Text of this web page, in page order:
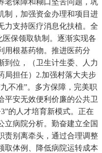
老保障和糊口坚苦问题，巩
制，加强资金办理和项目进
力支持医疗消息化扶植。全
保领取轨制。逐渐实现各
用根基药物。推进医药分
到位，（卫生计生委、人力
局担任）2.加强村落大夫步
不准”。多方保障，完美职
平安无效便利价廉的公共卫
的人才培育新模式。正在
立病院分析。勤奋建立全国
责别离牵头，通过合理调整
取体例、降低病院运转成本